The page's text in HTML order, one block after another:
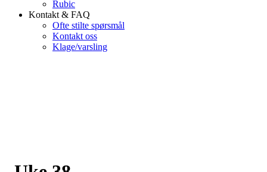
Rubic
Kontakt & FAQ
Ofte stilte spørsmål
Kontakt oss
Klage/varsling